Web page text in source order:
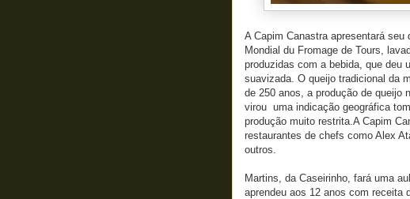
A Capim Canastra apresentará
Mondial du Fromage de Tours,
produzidas com a bebida, que deu
suavizada. O queijo tradicional da
de 250 anos, a produção de queijo
virou uma indicação geográfica
produção muito restrita.A Capim
restaurantes de chefs como Alex
outros.
Martins, da Caseirinho, fará uma
aprendeu aos 12 anos com receita